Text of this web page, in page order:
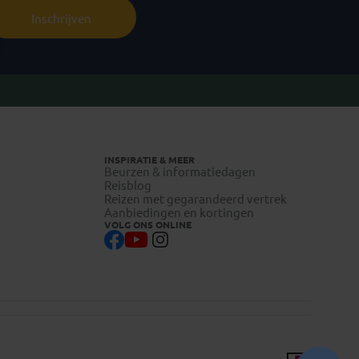
Inschrijven
INSPIRATIE & MEER
Beurzen & informatiedagen
Reisblog
Reizen met gegarandeerd vertrek
Aanbiedingen en kortingen
VOLG ONS ONLINE